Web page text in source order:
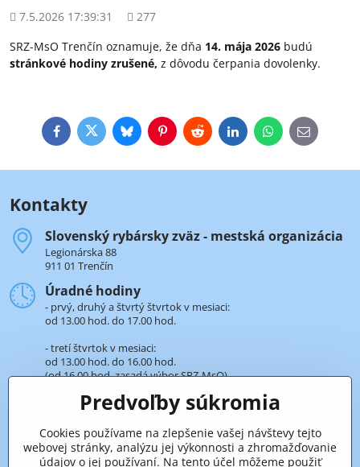
Pridané
7.5.2026 17:39:31
Počet
277
SRZ-MsO Trenčín oznamuje, že dňa 14. mája 2026 budú
stránkové hodiny zrušené, z dôvodu čerpania dovolenky.
FacebookTwitterBlueskyPinterestRedditLinkedInWhatsApp
E-
mail
Kontakty
Slovenský rybársky zväz - mestská organizácia
Legionárska 88
911 01 Trenčín
Úradné hodiny
- prvý, druhý a štvrtý štvrtok v mesiaci:
od 13.00 hod. do 17.00 hod.
- tretí štvrtok v mesiaci:
od 13.00 hod. do 16.00 hod.
(od 16.00 hod. zasadá výbor SRZ-MsO).
+421 32 652 59 25
Pridaje sa k nám aj na sieťach
Predvoľby súkromia
Cookies používame na zlepšenie vašej návštevy tejto
webovej stránky, analýzu jej výkonnosti a zhromažďovanie
údajov o jej používaní. Na tento účel môžeme použiť